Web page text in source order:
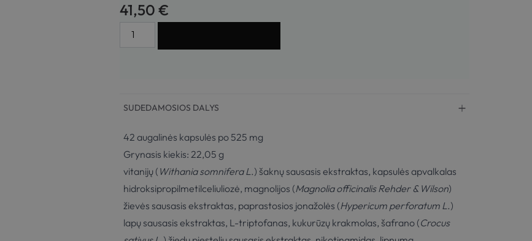
41,50€
SUDEDAMOSIOS DALYS
42 augalinės kapsulės po 525 mg
Grynasis kiekis: 22,05 g
vitanijų (Withania somnifera L.) šaknų sausasis ekstraktas, kapsulės apvalkalas
hidroksipropilmetilceliuliozė, magnolijos (Magnolia officinalis Rehder & Wilson)
žievės sausasis ekstraktas, paprastosios jonažolės (Hypericum perforatum L.)
lapų sausasis ekstraktas, L-triptofanas, kukurūzų krakmolas, šafrano (Crocus